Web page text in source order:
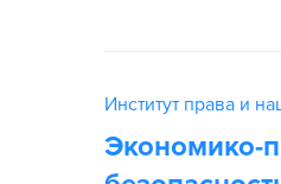
Институт права и
Экономико-